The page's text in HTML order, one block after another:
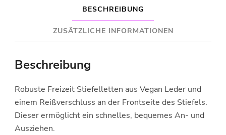
BESCHREIBUNG
ZUSÄTZLICHE INFORMATIONEN
Beschreibung
Robuste Freizeit Stiefelletten aus Vegan Leder und
einem Reißverschluss an der Frontseite des Stiefels.
Dieser ermöglicht ein schnelles, bequemes An- und
Ausziehen.